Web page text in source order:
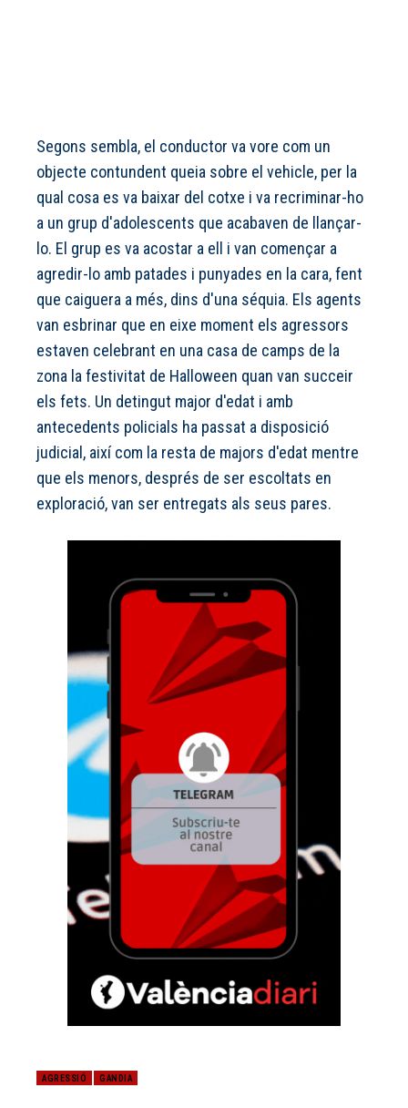
Segons sembla, el conductor va vore com un
objecte contundent queia sobre el vehicle, per la
qual cosa es va baixar del cotxe i va recriminar-ho
a un grup d'adolescents que acabaven de llançar-
lo. El grup es va acostar a ell i van començar a
agredir-lo amb patades i punyades en la cara, fent
que caiguera a més, dins d'una séquia. Els agents
van esbrinar que en eixe moment els agressors
estaven celebrant en una casa de camps de la
zona la festivitat de Halloween quan van succeir
els fets. Un detingut major d'edat i amb
antecedents policials ha passat a disposició
judicial, així com la resta de majors d'edat mentre
que els menors, després de ser escoltats en
exploració, van ser entregats als seus pares.
AGRESSIÓ GANDIA